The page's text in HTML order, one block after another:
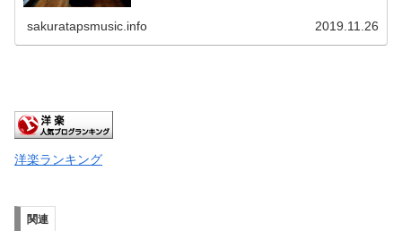
sakuratapsmusic.info 2019.11.26
洋楽ランキング
関連